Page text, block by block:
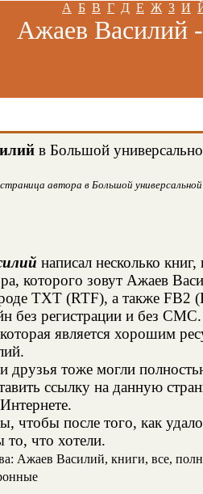
А Б В Г Д Е Ж З И
Ажаев Василий -
в Большой
автора в Большой
написал несколько
которого зовут Ажаев
TXT (RTF), а также FB2
без регистрации и без
является хорошим
тоже могли
ссылку на данную
чтобы после того, как
что хотели.
Ажаев Василий, книги, все,